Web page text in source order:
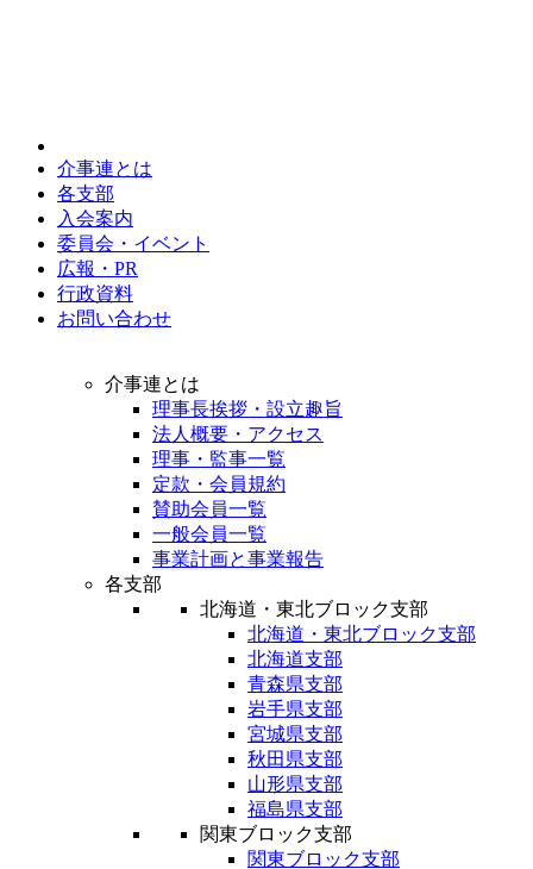
介事連とは
各支部
入会案内
委員会・イベント
広報・PR
行政資料
お問い合わせ
介事連とは
理事長挨拶・設立趣旨
法人概要・アクセス
理事・監事一覧
定款・会員規約
賛助会員一覧
一般会員一覧
事業計画と事業報告
各支部
北海道・東北ブロック支部
北海道・東北ブロック支部
北海道支部
青森県支部
岩手県支部
宮城県支部
秋田県支部
山形県支部
福島県支部
関東ブロック支部
関東ブロック支部